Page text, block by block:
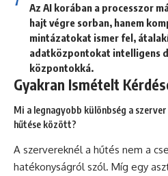
Az AI korában a processzor
hajt végre sorban, hanem
mintázatokat ismer fel,
adatközpontokat intelligens
központokká.
Gyakran Ismételt
Mi a legnagyobb különbség a
hűtése között?
A szervereknél a hűtés nem a
hatékonyságról szól. Míg egy